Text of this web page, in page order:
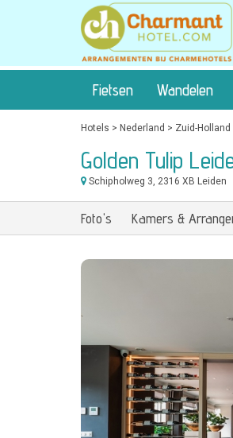
Fietsen Wandelen
Hotels > Nederland > Zuid-Holland
Golden Tulip
Schipholweg 3, 2316 XB Leiden
Foto's Kamers &